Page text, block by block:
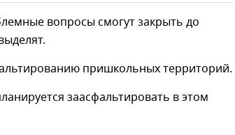
вопросы смогут закрыть до
пришкольных территорий.
заасфальтировать в этом